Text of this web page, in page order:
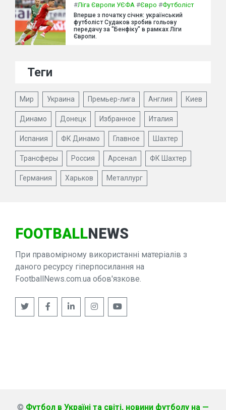
#Ліга Європи УЄФА #Євро #Футболіст
Вперше з початку січня: український
футболіст Судаков зробив гольову
передачу за "Бенфіку" в рамках Ліги
Європи.
Теги
Мир Украина Премьер-лига Англия Киев
Динамо Донецк Избранное Италия
Испания ФК Динамо Главное Шахтер
Трансферы Россия Арсенал ФК Шахтер
Германия Харьков Металлург
FOOTBALLNEWS
При правомірному використанні матеріалів з
даного ресурсу гіперпосилання на
FootballNews.com.ua обов'язкове.
© Футбол в Україні та світі, новини футболу на —